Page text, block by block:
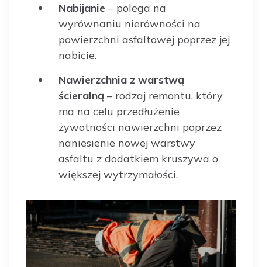
Nabijanie – polega na
wyrównaniu nierówności na
powierzchni asfaltowej poprzez jej
nabicie.
Nawierzchnia z warstwą
ścieralną – rodzaj remontu, który
ma na celu przedłużenie
żywotności nawierzchni poprzez
naniesienie nowej warstwy
asfaltu z dodatkiem kruszywa o
większej wytrzymałości.